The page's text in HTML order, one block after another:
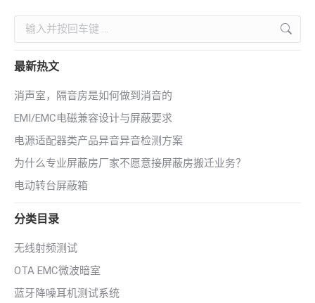
Search:
最新热文
消声室，隔音房是如何做到消音的
EMI/EMC电磁兼容设计与屏蔽要求
电源适配器类产品异音异音检测方案
为什么专业屏蔽房厂家不愿意接屏蔽房搬迁业务？
电动转台屏蔽箱
分类目录
无线射频测试
OTA EMC微波暗室
蓝牙降噪耳机测试系统